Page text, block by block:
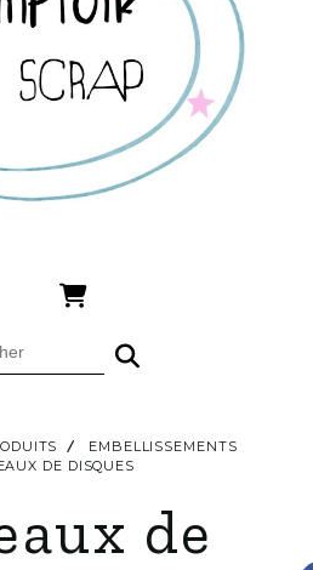
EMBELLISSEMENTS
DE DISQUES
de